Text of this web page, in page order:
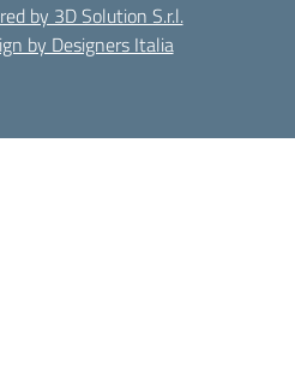
by 3D Solution S.r.l.
by Designers Italia